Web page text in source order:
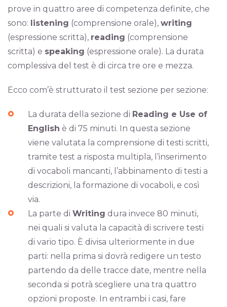
prove in quattro aree di competenza definite, che
sono: listening (comprensione orale), writing
(espressione scritta), reading (comprensione
scritta) e speaking (espressione orale). La durata
complessiva del test è di circa tre ore e mezza.
Ecco com’è strutturato il test sezione per sezione:
La durata della sezione di Reading e Use of
English è di 75 minuti. In questa sezione
viene valutata la comprensione di testi scritti,
tramite test a risposta multipla, l’inserimento
di vocaboli mancanti, l’abbinamento di testi a
descrizioni, la formazione di vocaboli, e così
via.
La parte di Writing dura invece 80 minuti,
nei quali si valuta la capacità di scrivere testi
di vario tipo. È divisa ulteriormente in due
parti: nella prima si dovrà redigere un testo
partendo da delle tracce date, mentre nella
seconda si potrà scegliere una tra quattro
opzioni proposte. In entrambi i casi, fare